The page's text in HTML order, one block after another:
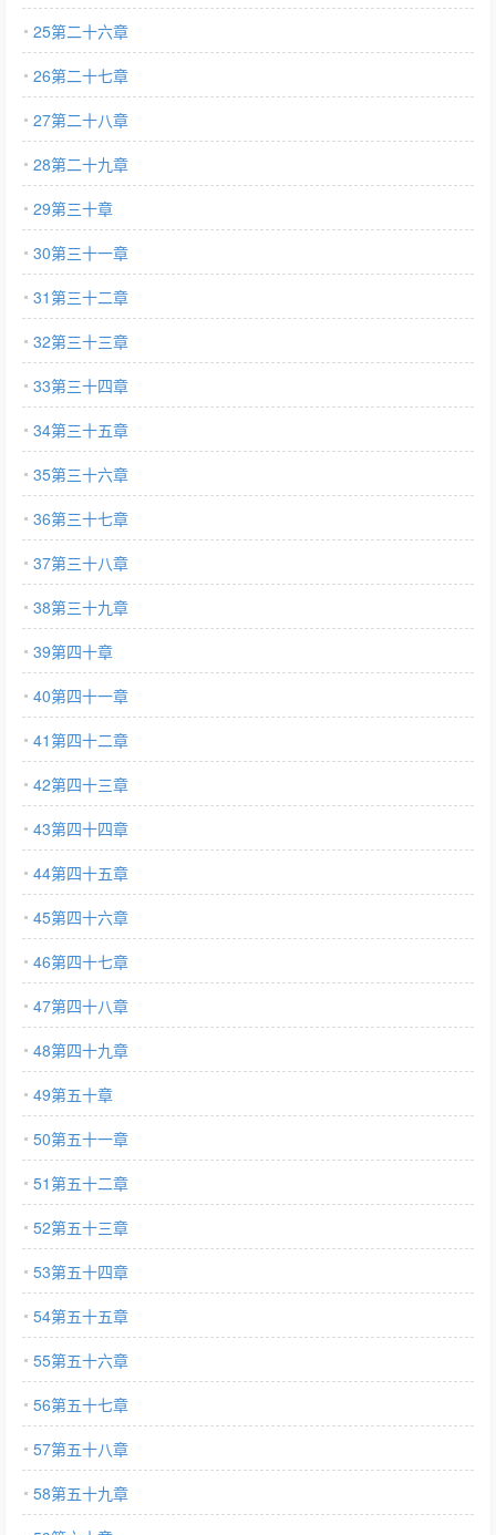
25第二十六章
26第二十七章
27第二十八章
28第二十九章
29第三十章
30第三十一章
31第三十二章
32第三十三章
33第三十四章
34第三十五章
35第三十六章
36第三十七章
37第三十八章
38第三十九章
39第四十章
40第四十一章
41第四十二章
42第四十三章
43第四十四章
44第四十五章
45第四十六章
46第四十七章
47第四十八章
48第四十九章
49第五十章
50第五十一章
51第五十二章
52第五十三章
53第五十四章
54第五十五章
55第五十六章
56第五十七章
57第五十八章
58第五十九章